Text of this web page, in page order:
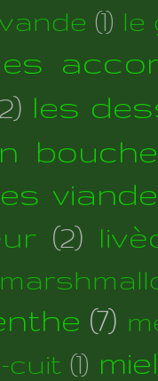
(1) le
les
bouche
(2)
(7)
cuit (1) miel